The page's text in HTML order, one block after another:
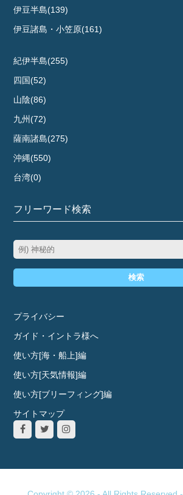
伊豆半島(139)
伊豆諸島・小笠原(161)
紀伊半島(255)
四国(52)
山陰(86)
九州(72)
薩南諸島(275)
沖縄(550)
台湾(0)
フリーワード検索
検索
プライバシー
ガイド・イントラ様へ
使い方[海・船上]編
使い方[天気情報]編
使い方[ブリーフィング]編
サイトマップ